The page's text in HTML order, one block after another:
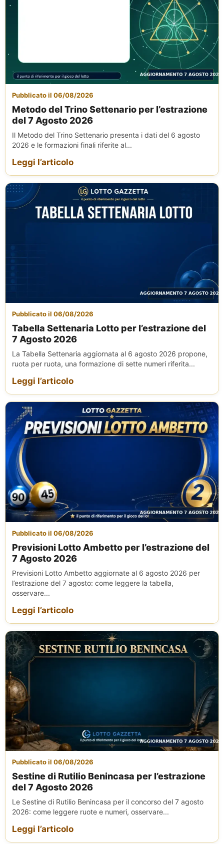
Pubblicato il 06/08/2026
Metodo del Trino Settenario per l’estrazione
del 7 Agosto 2026
Il Metodo del Trino Settenario presenta i dati del 6 agosto
2026 e le formazioni finali riferite al...
Leggi l’articolo
Pubblicato il 06/08/2026
Tabella Settenaria Lotto per l’estrazione del
7 Agosto 2026
La Tabella Settenaria aggiornata al 6 agosto 2026 propone,
ruota per ruota, una formazione di sette numeri riferita...
Leggi l’articolo
Pubblicato il 06/08/2026
Previsioni Lotto Ambetto per l’estrazione del
7 Agosto 2026
Previsioni Lotto Ambetto aggiornate al 6 agosto 2026 per
l’estrazione del 7 agosto: come leggere la tabella,
osservare...
Leggi l’articolo
Pubblicato il 06/08/2026
Sestine di Rutilio Benincasa per l’estrazione
del 7 Agosto 2026
Le Sestine di Rutilio Benincasa per il concorso del 7 agosto
2026: come leggere ruote e numeri, osservare...
Leggi l’articolo